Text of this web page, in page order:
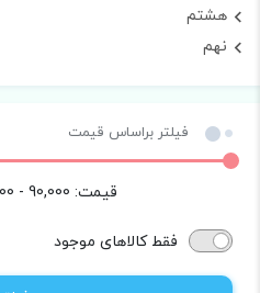
هشتم
نهم
فیلتر براساس قیمت
قیمت: 90,000 - 17,850,000
فقط کالاهای موجود